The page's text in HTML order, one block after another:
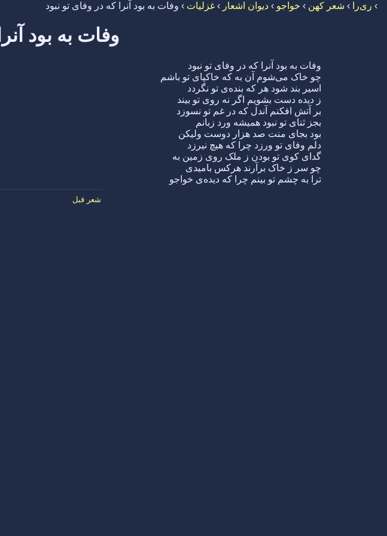
› ری‌را › شعر کهن › خواجو › دیوان اشعار › غزلیات › وفات به بود آنرا که در وفای تو نبود
وفات به بود
وفات به بود آنرا که در وفای تو نبود
چو خاک می‌شوم آن به که خاکپای تو باشم
اسیر بند شود هر که بنده‌ی تو نگردد
ز دیده دست بشویم اگر نه روی تو بیند
بر آتش افکنم آندل که در غم تو نسوزد
بجز ثنای تو نبود همیشه ورد زبانم
بود بجای منت صد هزار دوست ولیکن
دلم وفای تو ورزد چرا که هیچ نیرزد
گدای کوی تو بودن ز ملک روی زمین به
چو سر ز خاک برآرند هرکس بامیدی
ترا به چشم تو بینم چرا که دیده‌ی خواجو
شعر قبل